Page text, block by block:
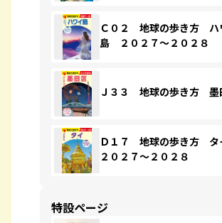
Ｃ０２ 地球の歩き方 ハ
島 ２０２７～２０２８
Ｊ３３ 地球の歩き方 墨
Ｄ１７ 地球の歩き方
２０２７～２０２８
特設ページ